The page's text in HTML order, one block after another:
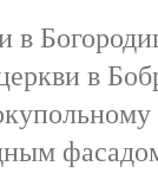
в
в